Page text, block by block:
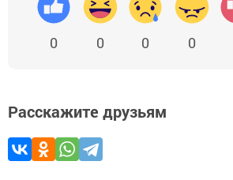
0 0 0 0
Расскажите друзьям